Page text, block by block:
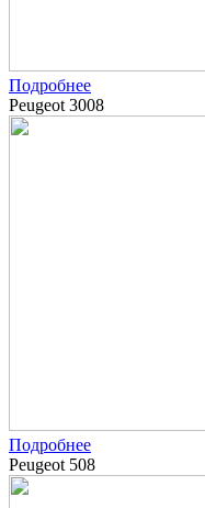
Подробнее
Peugeot 3008
Подробнее
Peugeot 508